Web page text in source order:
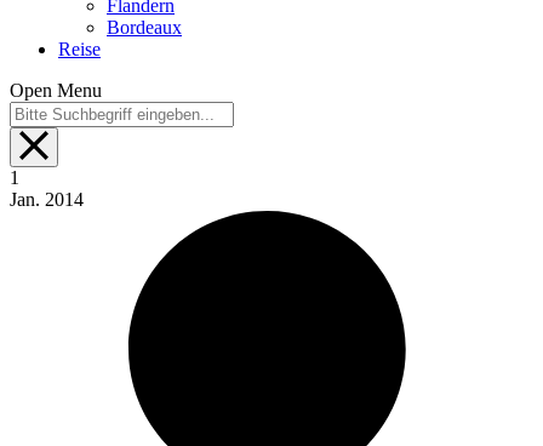
Flandern
Bordeaux
Reise
Open Menu
1
Jan. 2014